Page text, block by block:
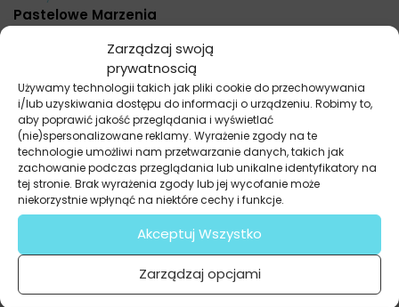
Zarządzaj swoją
prywatnoscią
Używamy technologii takich jak pliki cookie do przechowywania
i/lub uzyskiwania dostępu do informacji o urządzeniu. Robimy to,
aby poprawić jakość przeglądania i wyświetlać
(nie)spersonalizowane reklamy. Wyrażenie zgody na te
technologie umożliwi nam przetwarzanie danych, takich jak
zachowanie podczas przeglądania lub unikalne identyfikatory na
tej stronie. Brak wyrażenia zgody lub jej wycofanie może
niekorzystnie wpłynąć na niektóre cechy i funkcje.
Akceptuj Wszystko
Zarządzaj opcjami
Pastelowe Marzenia
Najniższa cena promocyjna z ostatnich 30 dni: